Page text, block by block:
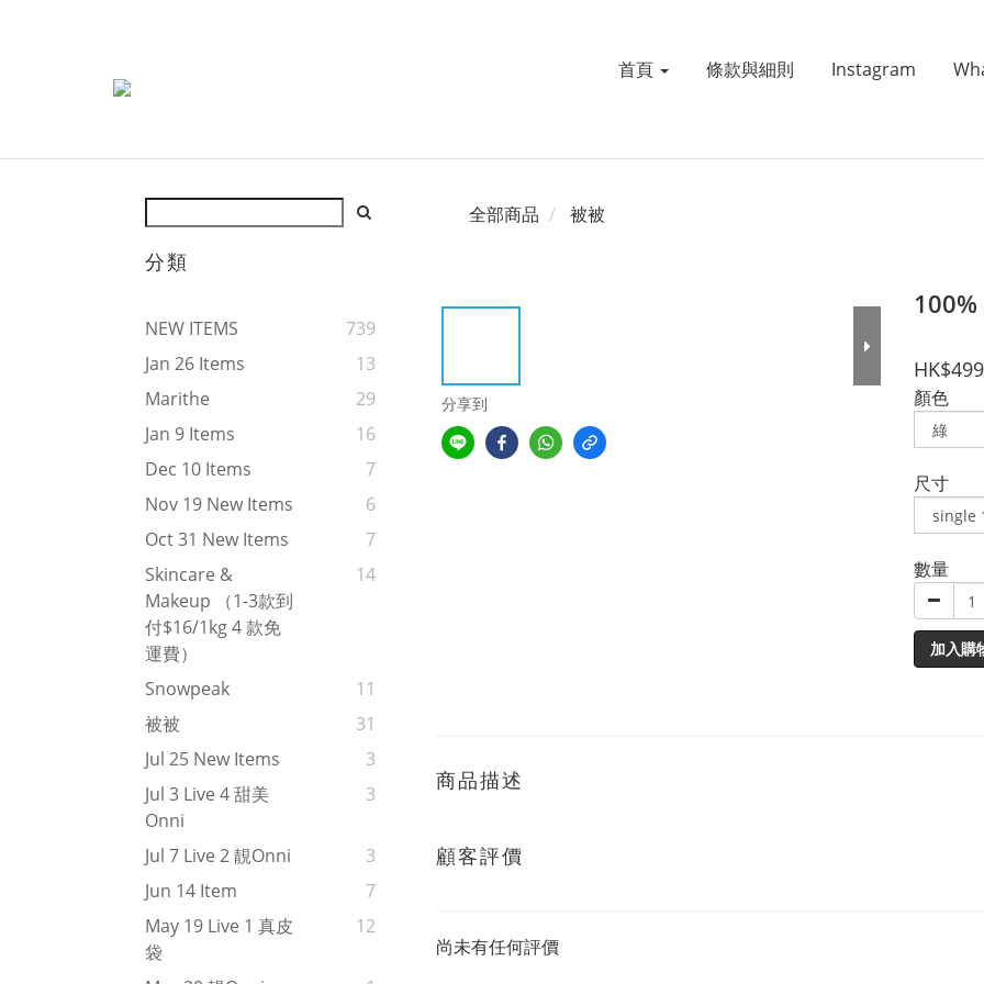
首頁 條款與細則 Instagram
分類
NEW ITEMS
739
Jan 26 Items
13
Marithe
29
Jan 9 Items
16
Dec 10 Items
7
Nov 19 New Items
6
Oct 31 New Items
7
Skincare &
Makeup （1-3款到
付$16/1kg 4 款免
運費）
14
Snowpeak
11
被被
31
Jul 25 New Items
3
Jul 3 Live 4 甜美
Onni
3
Jul 7 Live 2 靚onni
3
Jun 14 Item
7
May 19 Live 1 真皮
袋
12
全部商品 被被
分享到
100%
顏色
尺寸
數量
加入購
商品描述
顧客評價
尚未有任何評價